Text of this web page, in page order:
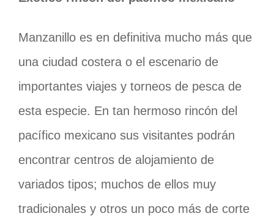
Manzanillo es en definitiva mucho más que
una ciudad costera o el escenario de
importantes viajes y torneos de pesca de
esta especie. En tan hermoso rincón del
pacífico mexicano sus visitantes podrán
encontrar centros de alojamiento de
variados tipos; muchos de ellos muy
tradicionales y otros un poco más de corte